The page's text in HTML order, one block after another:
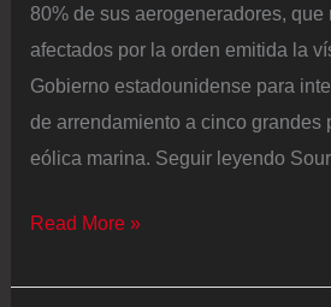
80% de sus aerogeneradores, que
afectados por la orden emitida la
Gobierno estadounidense para
de arrendamiento a cinco grandes
eólica marina. Seguir leyendo
Iberdrola
que
Read More »